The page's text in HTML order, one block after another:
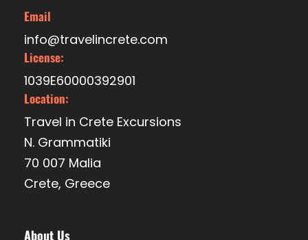
Email
info@travelincrete.com
License:
1039E60000392901
Location:
Travel in Crete Excursions
N. Grammatiki
70 007 Malia
Crete, Greece
About Us